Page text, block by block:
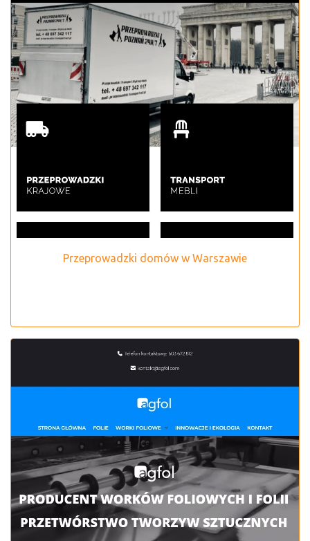
Przeprowadzki domów w Warszawie